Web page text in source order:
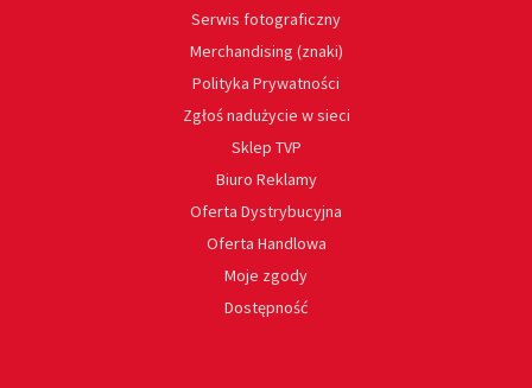
Serwis fotograficzny
Merchandising (znaki)
Polityka Prywatności
Zgłoś nadużycie w sieci
Sklep TVP
Biuro Reklamy
Oferta Dystrybucyjna
Oferta Handlowa
Moje zgody
Dostępność